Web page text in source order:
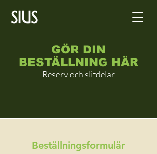
GÖR DIN
BESTÄLLNING HÄR
Reserv och slitdelar
Beställningsformulär